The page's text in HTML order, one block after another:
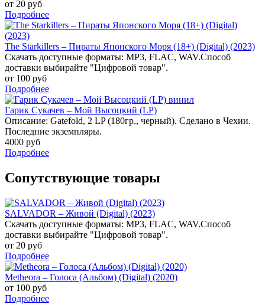
от 20 руб
Подробнее
The Starkillers – Пираты Японского Моря (18+) (Digital) (2023)
Скачать доступные форматы: MP3, FLAC, WAV.Способ
доставки выбирайте "Цифровой товар".
от 100 руб
Подробнее
Гарик Сукачев – Мой Высоцкий (LP)
Описание: Gatefold, 2 LP (180гр., черный). Сделано в Чехии.
Последние экземпляры.
4000 руб
Подробнее
Сопутствующие товары
SALVADOR – Живой (Digital) (2023)
Скачать доступные форматы: MP3, FLAC, WAV.Способ
доставки выбирайте "Цифровой товар".
от 20 руб
Подробнее
Metheora – Голоса (Альбом) (Digital) (2020)
от 100 руб
Подробнее